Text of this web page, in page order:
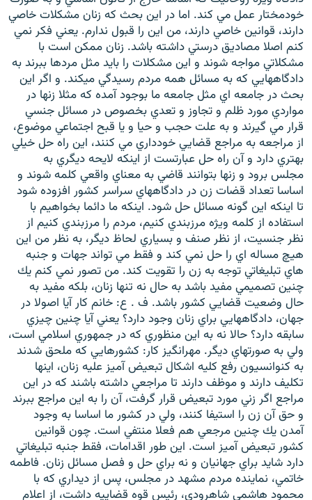
خودمختار عمل مي كند. اما در اين بحث كه زنان مشكلات خاصي
دارند، قوانين خاصي دارند، من اين را قبول ندارم. يعني فكر نمي
كنم اصلا مصاديق درستي داشته باشد. زنان ممكن است با
مشكلاتي مواجه شوند و اين مشكلات را بايد مثل مردها ببرند به
دادگاههايي كه به مسائل همه مردم رسيدگي ميکند. و اگر اين
بحث در جامعه اي مثل جامعه ما بوجود آمده كه مثلا زنها در
مواردي مورد ظلم و تجاوز و تعدي بخصوص در مسائل جنسي
قرار مي گيرند و به علت حجب و حيا و يا قبح اجتماعي موضوع،
از مراجعه به مراجع قضايي خودداري مي كنند، اين راه حل خيلي
بهتري دارد و آن راه حل عبارتست از اينكه لايحه ديگري به
مجلس برود و زنها بتوانند قاضي به معناي واقعي كلمه شوند و
اساسا تعداد قضات زن در دادگاههاي سراسر كشور افزوده شود
تا اينكه اين گونه مسائل حل شود. اينكه ما دائما بخواهيم با
استفاده از كلمه ويژه مرزبندي كنيم، مردم را مرزبندي كنيم از
نظر جنسيت، از نظر صنف و بسياري لحاظ ديگر، به نظر من اين
هيچ مساله اي را حل نمي كند و فقط مي تواند جهات و جنبه
هاي تبليغاتي توجه به زن را تقويت كند. من تصور نمي كنم يك
چنين تصميمي مفيد باشد به حال نه تنها زنان، بلكه مفيد به
حال وضعيت قضايي كشور باشد. ف . ع: خانم كار آيا اصولا در
جهان، دادگاههايي براي زنان وجود دارد؟ يعني آيا چنين چيزي
سابقه دارد؟ حالا نه به اين منظوري كه در جمهوري اسلامي است،
ولي به صورتهاي ديگر. مهرانگيز كار: كشورهايي كه ملحق شدند
به كنوانسيون رفع كليه اشكال تبعيض آميز عليه زنان، اينها
تكليف دارند و موظف دارند تا مراجعي داشته باشند كه در اين
مراجع اگر زني مورد تبعيض قرار گرفت، آن را به اين مراجع ببرند
و حق آن زن را استيفا كنند، ولي در كشور ما اساسا به وجود
آمدن يك چنين مرجعي هم فعلا منتفي است. چون قوانين
كشور تبعيض آميز است. اين طور اقدامات، فقط جنبه تبليغاتي
دارد شايد براي جهانيان و نه براي حل و فصل مسائل زنان. فاطمه
خاتمي، نماينده مردم مشهد در مجلس، پس از ديداري كه با
محمود هاشمي شاهرودي، رئيس قوه قضاييه داشت، از اعلام